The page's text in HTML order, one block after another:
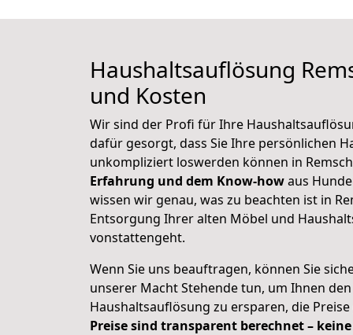
Haushaltsauflösung
und Kosten
Wir sind der Profi für Ihre
dafür gesorgt, dass Sie Ihre persönlichen
unkompliziert loswerden können in
Erfahrung und dem Know-howaus
wissen wir genau, was zu beachten ist in
Entsorgung Ihrer alten Möbel und
vonstattengeht.
Wenn Sie uns beauftragen, können Sie
unserer Macht Stehende tun, um Ihnen
Haushaltsauflösung zu ersparen, die Preise
Preise sind transparent berechnet –